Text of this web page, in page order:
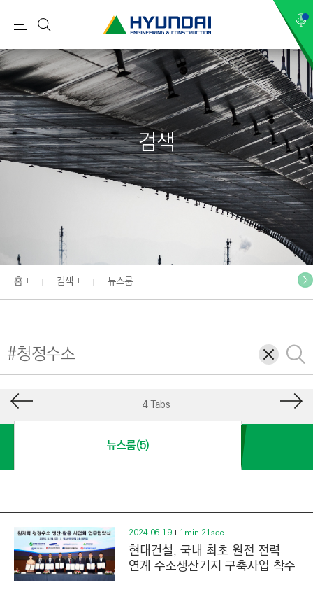
현
건
설
(
H
Y
U
N
E
N
I
N
O
N
S
T
메
뉴
검
색
검색
홈 검색 뉴스룸
삭
제
검
색
4 Tabs
뉴스룸(5)
2024.06.19 1min 21sec
현대건설, 국내 최초 원전 전력
연계 수소생산기지 구축사업 착수